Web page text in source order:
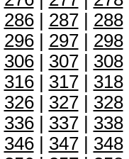
286| 287| 288|
296| 297| 298|
306| 307| 308|
316| 317| 318|
326| 327| 328|
336| 337| 338|
346| 347| 348|